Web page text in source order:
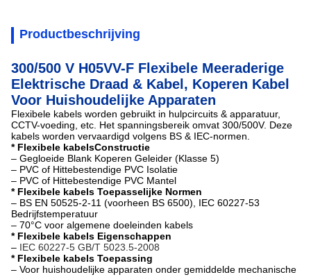
Productbeschrijving
300/500 V H05VV-F Flexibele Meeraderige
Elektrische Draad & Kabel, Koperen Kabel
Voor Huishoudelijke Apparaten
Flexibele kabels worden gebruikt in hulpcircuits & apparatuur,
CCTV-voeding, etc. Het spanningsbereik omvat 300/500V. Deze
kabels worden vervaardigd volgens BS & IEC-normen.
* Flexibele kabelsConstructie
– Gegloeide Blank Koperen Geleider (Klasse 5)
– PVC of Hittebestendige PVC Isolatie
– PVC of Hittebestendige PVC Mantel
* Flexibele kabels Toepasselijke Normen
– BS EN 50525-2-11 (voorheen BS 6500), IEC 60227-53
Bedrijfstemperatuur
– 70°C voor algemene doeleinden kabels
* Flexibele kabels Eigenschappen
– IEC 60227-5 GB/T 5023.5-2008
* Flexibele kabels Toepassing
– Voor huishoudelijke apparaten onder gemiddelde mechanische